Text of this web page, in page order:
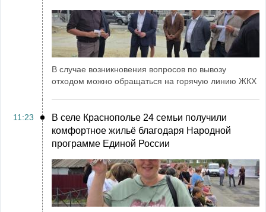
В случае возникновения вопросов по вывозу
отходом можно обращаться на горячую линию ЖКХ
11:23
В селе Краснополье 24 семьи получили
комфортное жильё благодаря Народной
программе Единой России